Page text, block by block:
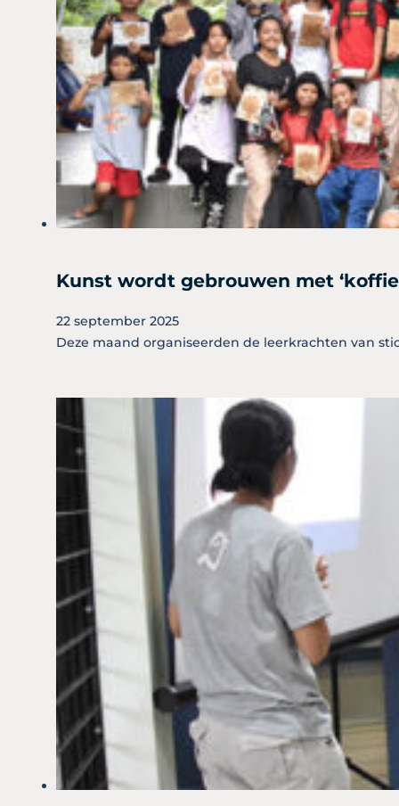
Kunst wordt gebrouwen met
22 september 2025
Deze maand organiseerden de leerkrachten van